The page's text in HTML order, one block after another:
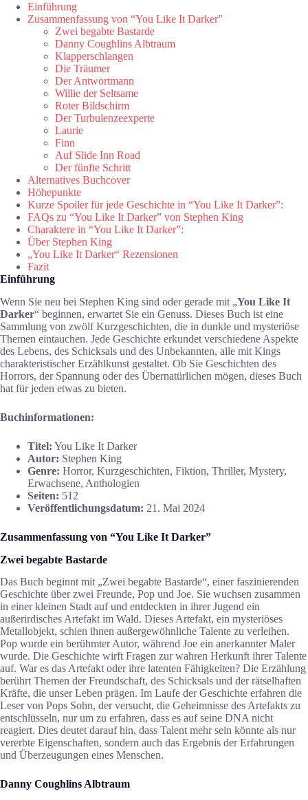
Einführung
Zusammenfassung von “You Like It Darker”
Zwei begabte Bastarde
Danny Coughlins Albtraum
Klapperschlangen
Die Träumer
Der Antwortmann
Willie der Seltsame
Roter Bildschirm
Der Turbulenzeexperte
Laurie
Finn
Auf Slide Inn Road
Der fünfte Schritt
Alternatives Buchcover
Höhepunkte
Kurze Spoiler für jede Geschichte in “You Like It Darker”:
FAQs zu “You Like It Darker” von Stephen King
Charaktere in “You Like It Darker”:
Über Stephen King
„You Like It Darker“ Rezensionen
Fazit
Einführung
Wenn Sie neu bei Stephen King sind oder gerade mit „You Like It
Darker“ beginnen, erwartet Sie ein Genuss. Dieses Buch ist eine
Sammlung von zwölf Kurzgeschichten, die in dunkle und mysteriöse
Themen eintauchen. Jede Geschichte erkundet verschiedene Aspekte
des Lebens, des Schicksals und des Unbekannten, alle mit Kings
charakteristischer Erzählkunst gestaltet. Ob Sie Geschichten des
Horrors, der Spannung oder des Übernatürlichen mögen, dieses Buch
hat für jeden etwas zu bieten.
Buchinformationen:
Titel: You Like It Darker
Autor: Stephen King
Genre: Horror, Kurzgeschichten, Fiktion, Thriller, Mystery,
Erwachsene, Anthologien
Seiten: 512
Veröffentlichungsdatum: 21. Mai 2024
Zusammenfassung von “You Like It Darker”
Zwei begabte Bastarde
Das Buch beginnt mit „Zwei begabte Bastarde“, einer faszinierenden
Geschichte über zwei Freunde, Pop und Joe. Sie wuchsen zusammen
in einer kleinen Stadt auf und entdeckten in ihrer Jugend ein
außerirdisches Artefakt im Wald. Dieses Artefakt, ein mysteriöses
Metallobjekt, schien ihnen außergewöhnliche Talente zu verleihen.
Pop wurde ein berühmter Autor, während Joe ein anerkannter Maler
wurde. Die Geschichte wirft Fragen zur wahren Herkunft ihrer Talente
auf. War es das Artefakt oder ihre latenten Fähigkeiten? Die Erzählung
berührt Themen der Freundschaft, des Schicksals und der rätselhaften
Kräfte, die unser Leben prägen. Im Laufe der Geschichte erfahren die
Leser von Pops Sohn, der versucht, die Geheimnisse des Artefakts zu
entschlüsseln, nur um zu erfahren, dass es auf seine DNA nicht
reagiert. Dies deutet darauf hin, dass Talent mehr sein könnte als nur
vererbte Eigenschaften, sondern auch das Ergebnis der Erfahrungen
und Überzeugungen eines Menschen.
Danny Coughlins Albtraum